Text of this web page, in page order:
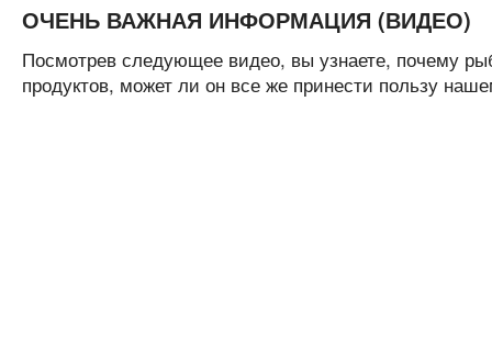
ОЧЕНЬ ВАЖНАЯ ИНФОРМАЦИЯ (ВИДЕО)
Посмотрев следующее видео, вы узнаете, почему
продуктов, может ли он все же принести пользу